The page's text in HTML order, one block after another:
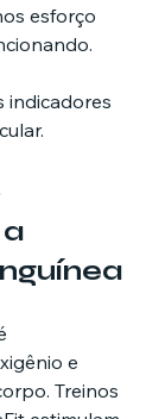
esforço
indicadores
e
Treinos